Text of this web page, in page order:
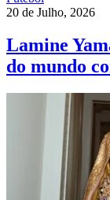
20 de Julho, 2026
Lamine
do mundo